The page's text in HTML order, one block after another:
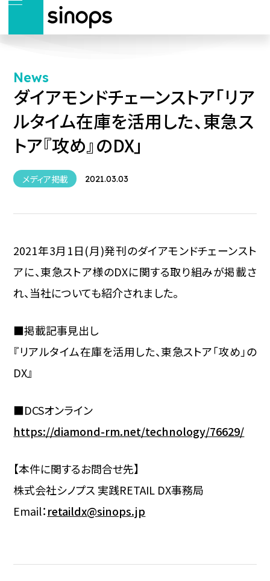
News
ダイアモンドチェーンストア「リア
ルタイム在庫を活用した、東急ス
トア『攻め』のDX」
メディア掲載 2021.03.03
2021年3月1日(月)発刊のダイアモンドチェーンスト
アに、東急ストア様のDXに関する取り組みが掲載さ
れ、当社についても紹介されました。
■掲載記事見出し
『リアルタイム在庫を活用した、東急ストア「攻め」の
DX』
■DCSオンライン
https://diamond-rm.net/technology/76629/
【本件に関するお問合せ先】
株式会社シノプス 実践RETAIL DX事務局
Email：retaildx@sinops.jp